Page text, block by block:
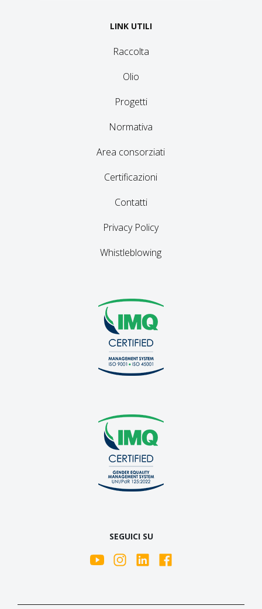
LINK UTILI
Raccolta
Olio
Progetti
Normativa
Area consorziati
Certificazioni
Contatti
Privacy Policy
Whistleblowing
SEGUICI SU